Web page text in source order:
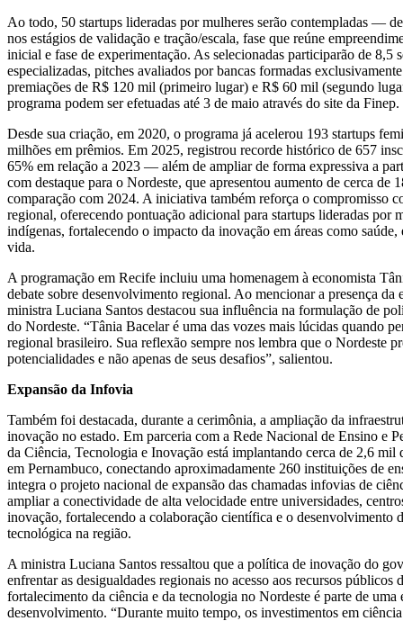
Ao todo, 50 startups lideradas por mulheres serão contempladas —
nos estágios de validação e tração/escala, fase que reúne
inicial e fase de experimentação. As selecionadas participarão de 8,5
especializadas, pitches avaliados por bancas formadas
premiações de R$ 120 mil (primeiro lugar) e R$ 60 mil (segundo
programa podem ser efetuadas até 3 de maio através do site da Finep.
Desde sua criação, em 2020, o programa já acelerou 193 startups
milhões em prêmios. Em 2025, registrou recorde histórico de 657
65% em relação a 2023 — além de ampliar de forma expressiva a
com destaque para o Nordeste, que apresentou aumento de cerca de
comparação com 2024. A iniciativa também reforça o compromisso
regional, oferecendo pontuação adicional para startups lideradas por
indígenas, fortalecendo o impacto da inovação em áreas como saúde,
vida.
A programação em Recife incluiu uma homenagem à economista
debate sobre desenvolvimento regional. Ao mencionar a presença da
ministra Luciana Santos destacou sua influência na formulação de
do Nordeste. “Tânia Bacelar é uma das vozes mais lúcidas quando
regional brasileiro. Sua reflexão sempre nos lembra que o Nordeste
potencialidades e não apenas de seus desafios”, salientou.
Expansão da Infovia
Também foi destacada, durante a cerimônia, a ampliação da
inovação no estado. Em parceria com a Rede Nacional de Ensino e
da Ciência, Tecnologia e Inovação está implantando cerca de 2,6
em Pernambuco, conectando aproximadamente 260 instituições de
integra o projeto nacional de expansão das chamadas infovias de
ampliar a conectividade de alta velocidade entre universidades,
inovação, fortalecendo a colaboração científica e o desenvolvimento
tecnológica na região.
A ministra Luciana Santos ressaltou que a política de inovação do
enfrentar as desigualdades regionais no acesso aos recursos públicos
fortalecimento da ciência e da tecnologia no Nordeste é parte de uma
desenvolvimento. “Durante muito tempo, os investimentos em